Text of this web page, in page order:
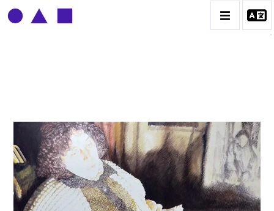
BIOGRAPHIE
CATALOGUE DES OEUVRES
CONTACT